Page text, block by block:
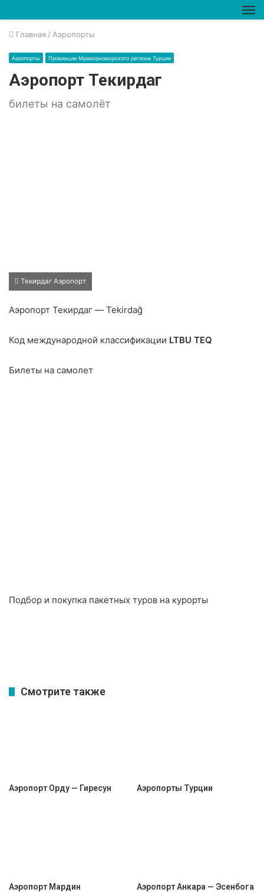
Главная / Аэропорты
Аэропорты Провинции Мраморноморского региона Турции
Аэропорт Текирдаг
билеты на самолёт
Текирдаг Аэропорт
Аэропорт Текирдаг — Tekirdağ
Код международной классификации LTBU TEQ
Билеты на самолет
Подбор и покупка пакетных туров на курорты
Смотрите также
Аэропорт Орду — Гиресун Аэропорты Турции
Аэропорт Мардин Аэропорт Анкара — Эсенбога